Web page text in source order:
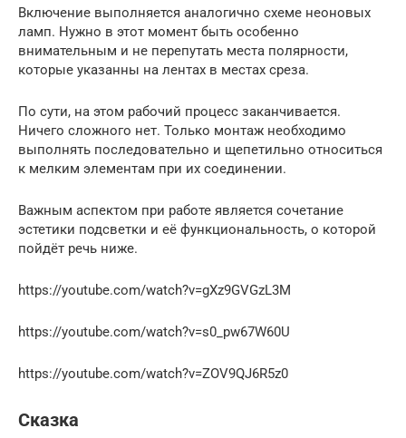
Включение выполняется аналогично схеме неоновых
ламп. Нужно в этот момент быть особенно
внимательным и не перепутать места полярности,
которые указанны на лентах в местах среза.
По сути, на этом рабочий процесс заканчивается.
Ничего сложного нет. Только монтаж необходимо
выполнять последовательно и щепетильно относиться
к мелким элементам при их соединении.
Важным аспектом при работе является сочетание
эстетики подсветки и её функциональность, о которой
пойдёт речь ниже.
https://youtube.com/watch?v=gXz9GVGzL3M
https://youtube.com/watch?v=s0_pw67W60U
https://youtube.com/watch?v=ZOV9QJ6R5z0
Сказка